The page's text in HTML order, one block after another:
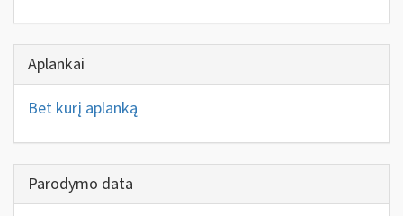
Aplankai
Bet kurį aplanką
Parodymo data